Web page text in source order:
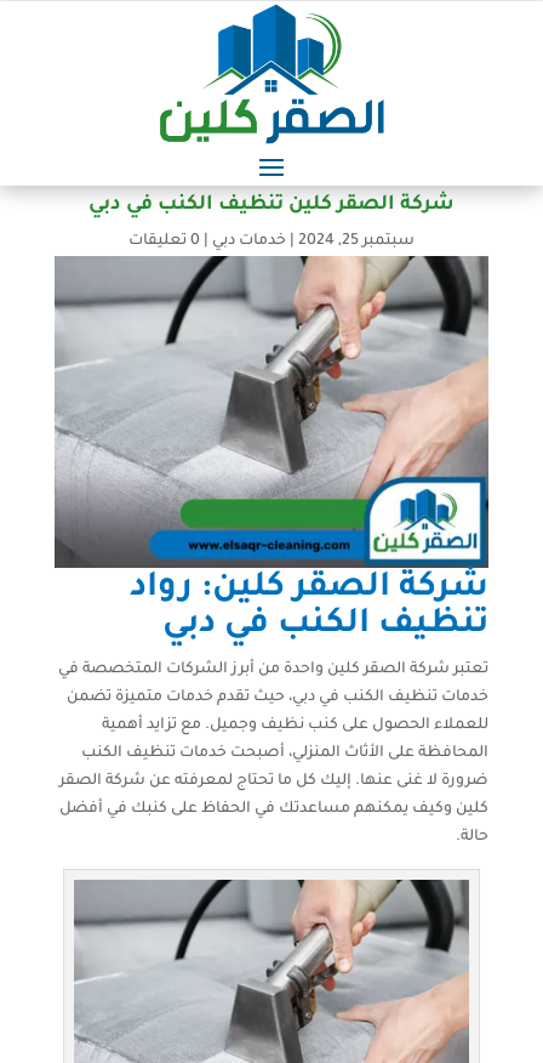
شركة الصقر كلين تنظيف الكنب في دبي
سبتمبر 25, 2024 خدمات دبي 0 تعليقات
شركة الصقر كلين: رواد
تنظيف الكنب في دبي
تعتبر شركة الصقر كلين واحدة من أبرز الشركات المتخصصة في
خدمات تنظيف الكنب في دبي، حيث تقدم خدمات متميزة تضمن
للعملاء الحصول على كنب نظيف وجميل. مع تزايد أهمية
المحافظة على الأثاث المنزلي، أصبحت خدمات تنظيف الكنب
ضرورة لا غنى عنها. إليك كل ما تحتاج لمعرفته عن شركة الصقر
كلين وكيف يمكنهم مساعدتك في الحفاظ على كنبك في أفضل
حالة.